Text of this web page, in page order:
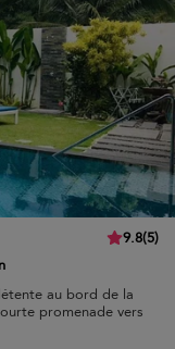
9.8(5)
au bord de la
promenade vers